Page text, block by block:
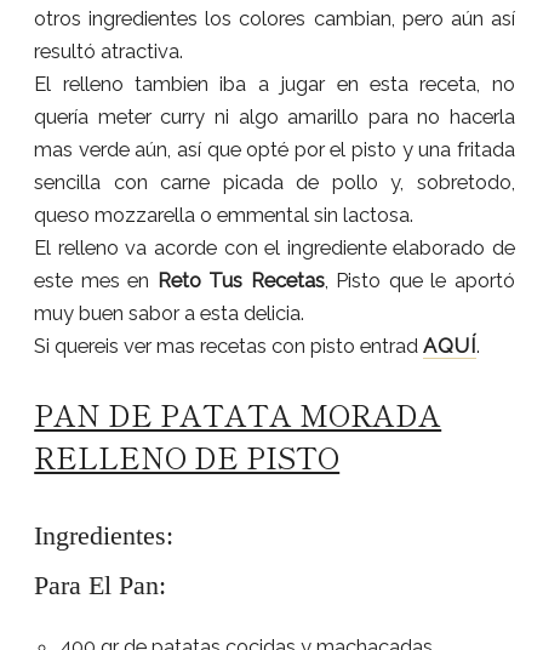
otros ingredientes los colores cambian, pero aún así
resultó atractiva.
El relleno tambien iba a jugar en esta receta, no
quería meter curry ni algo amarillo para no hacerla
mas verde aún, así que opté por el pisto y una fritada
sencilla con carne picada de pollo y, sobretodo,
queso mozzarella o emmental sin lactosa.
El relleno va acorde con el ingrediente elaborado de
este mes en Reto Tus Recetas, Pisto que le aportó
muy buen sabor a esta delicia.
Si quereis ver mas recetas con pisto entradAQUÍ.
PAN DE PATATA MORADA
RELLENO DE PISTO
Ingredientes:
Para El Pan: